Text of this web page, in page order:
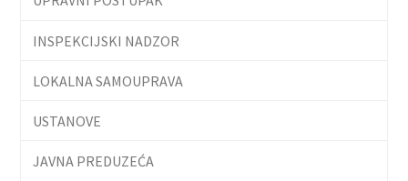
INSPEKCIJSKI NADZOR
LOKALNA SAMOUPRAVA
USTANOVE
JAVNA PREDUZEĆA